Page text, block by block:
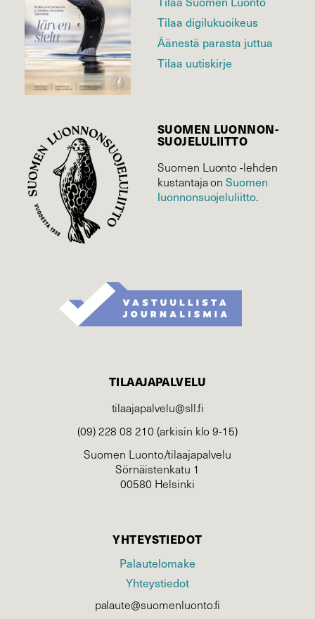
Tilaa digilukuoikeus
Äänestä parasta juttua
Tilaa uutiskirje
SUOMEN LUONNON­
SUOJELU­LIITTO
Suomen Luonto -lehden
kustantaja onSuomen
luonnonsuojelu­liitto.
TILAAJAPALVELU
tilaajapalvelu@sll.fi
(09) 228 08 210 (arkisin klo 9-15)
Suomen Luonto/tilaajapalvelu
Sörnäistenkatu 1
00580 Helsinki
YHTEYSTIEDOT
Palautelomake
Yhteystiedot
palaute@suomenluonto.fi